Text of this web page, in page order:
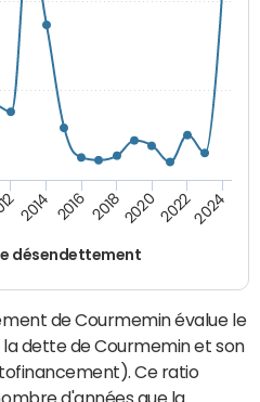
désendettement
2014 2016 2018202020222024
de Courmemin évalue le
dette de Courmemin et son
Ce ratio
d'années que la